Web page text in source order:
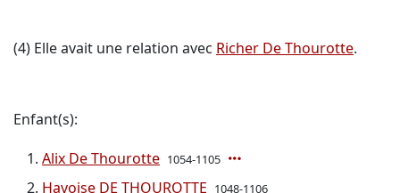
(4) Elle avait une relation avec Richer De Thourotte.
Enfant(s):
Alix De Thourotte 1054-1105
Havoise DE THOUROTTE 1048-1106